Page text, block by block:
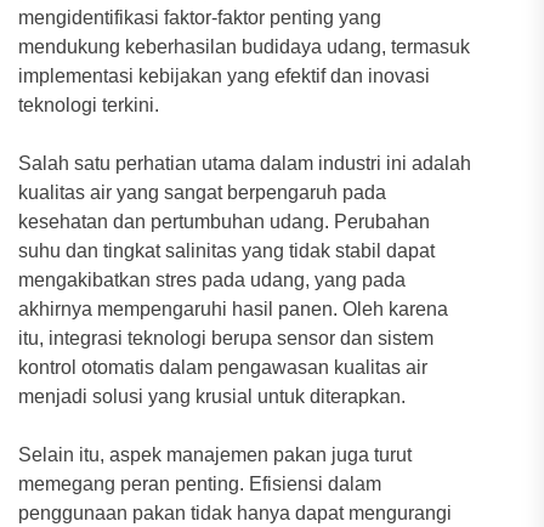
mengidentifikasi faktor-faktor penting yang
mendukung keberhasilan budidaya udang, termasuk
implementasi kebijakan yang efektif dan inovasi
teknologi terkini.
Salah satu perhatian utama dalam industri ini adalah
kualitas air yang sangat berpengaruh pada
kesehatan dan pertumbuhan udang. Perubahan
suhu dan tingkat salinitas yang tidak stabil dapat
mengakibatkan stres pada udang, yang pada
akhirnya mempengaruhi hasil panen. Oleh karena
itu, integrasi teknologi berupa sensor dan sistem
kontrol otomatis dalam pengawasan kualitas air
menjadi solusi yang krusial untuk diterapkan.
Selain itu, aspek manajemen pakan juga turut
memegang peran penting. Efisiensi dalam
penggunaan pakan tidak hanya dapat mengurangi